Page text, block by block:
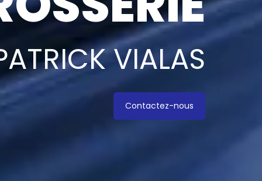
VIALAS
Contactez-nous